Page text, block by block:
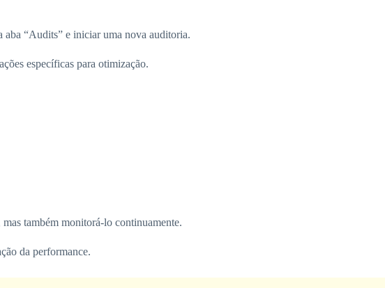
aba “Audits” e iniciar uma nova auditoria.
específicas para otimização.
também monitorá-lo continuamente.
da performance.